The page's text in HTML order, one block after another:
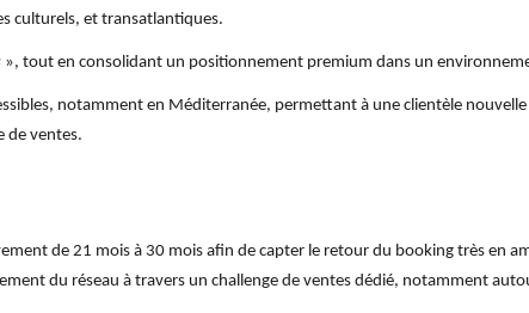
culturels, et transatlantiques.
», tout en consolidant un positionnement premium dans un
notamment en Méditerranée, permettant à une clientèle
de ventes.
de 21 mois à 30 mois afin de capter le retour du booking très en
du réseau à travers un challenge de ventes dédié, notamment